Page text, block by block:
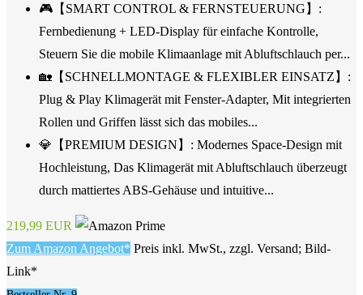
🎮【SMART CONTROL & FERNSTEUERUNG】:
Fernbedienung + LED-Display für einfache Kontrolle,
Steuern Sie die mobile Klimaanlage mit Abluftschlauch per...
🏡【SCHNELLMONTAGE & FLEXIBLER EINSATZ】:
Plug & Play Klimagerät mit Fenster-Adapter, Mit integrierten
Rollen und Griffen lässt sich das mobiles...
💎【PREMIUM DESIGN】: Modernes Space-Design mit
Hochleistung, Das Klimagerät mit Abluftschlauch überzeugt
durch mattiertes ABS-Gehäuse und intuitive...
219,99 EUR
Zum Amazon Angebot* Preis inkl. MwSt., zzgl. Versand; Bild-
Link*